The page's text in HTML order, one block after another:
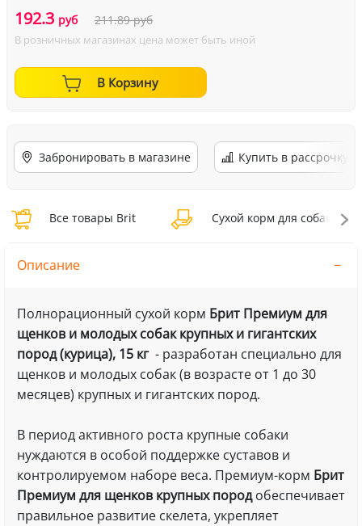
192.3 руб 211.89руб
В розничных магазинах цена может быть иной
В Корзину
Забронировать в магазине Купить в рассрочку
Все товары Brit Сухой корм для собак Brit
Описание
Полнорационный сухой корм Брит Премиум для
щенков и молодых собак крупных и гигантских
пород (курица), 15 кг- разработан специально для
щенков и молодых собак (в возрасте от 1 до 30
месяцев) крупных и гигантских пород.
В период активного роста крупные собаки
нуждаются в особой поддержке суставов и
контролируемом наборе веса. Премиум-корм Брит
Премиум для щенков крупных породобеспечивает
правильное развитие скелета, укрепляет